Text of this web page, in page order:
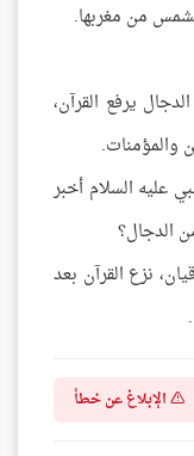
من مغربها.
يرفع القرآن،
والمؤمنات.
عليه السلام أخبر
الدجال؟
نزع القرآن بعد
الإبلاغ عن خطأ